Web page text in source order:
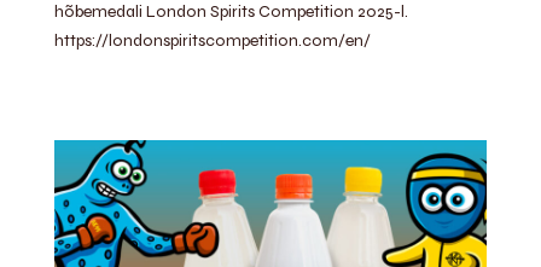
hõbemedali London Spirits Competition 2025-l.
https://londonspiritscompetition.com/en/